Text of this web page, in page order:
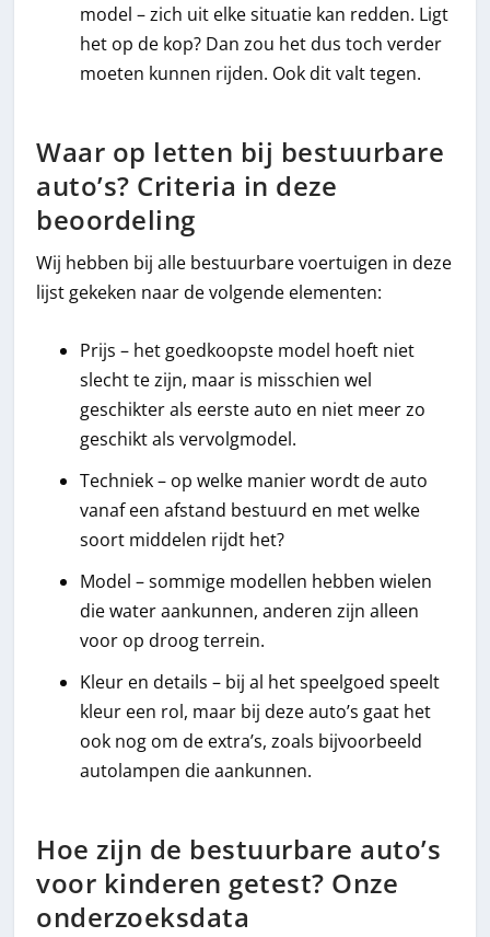
model – zich uit elke situatie kan redden. Ligt
het op de kop? Dan zou het dus toch verder
moeten kunnen rijden. Ook dit valt tegen.
Waar op letten bij bestuurbare
auto’s? Criteria in deze
beoordeling
Wij hebben bij alle bestuurbare voertuigen in deze
lijst gekeken naar de volgende elementen:
Prijs – het goedkoopste model hoeft niet
slecht te zijn, maar is misschien wel
geschikter als eerste auto en niet meer zo
geschikt als vervolgmodel.
Techniek – op welke manier wordt de auto
vanaf een afstand bestuurd en met welke
soort middelen rijdt het?
Model – sommige modellen hebben wielen
die water aankunnen, anderen zijn alleen
voor op droog terrein.
Kleur en details – bij al het speelgoed speelt
kleur een rol, maar bij deze auto’s gaat het
ook nog om de extra’s, zoals bijvoorbeeld
autolampen die aankunnen.
Hoe zijn de bestuurbare auto’s
voor kinderen getest? Onze
onderzoeksdata